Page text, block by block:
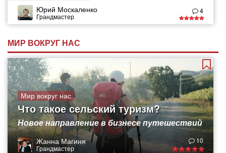
Юрий Москаленко
Грандмастер
4
МИР ВОКРУГ НАС
Мир вокруг нас
Что такое сельский туризм?
Новое направление в бизнесе путешествий
Жанна Магиня
Грандмастер
10